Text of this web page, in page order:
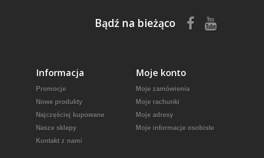
Bądź na bieżąco
Informacja
Promocje
Nowe produkty
Najczęściej kupowane
Nasze sklepy
Kontakt z nami
Moje konto
Moje zamówienia
Moje rachunki
Moje adresy
Moje informacje osobiste